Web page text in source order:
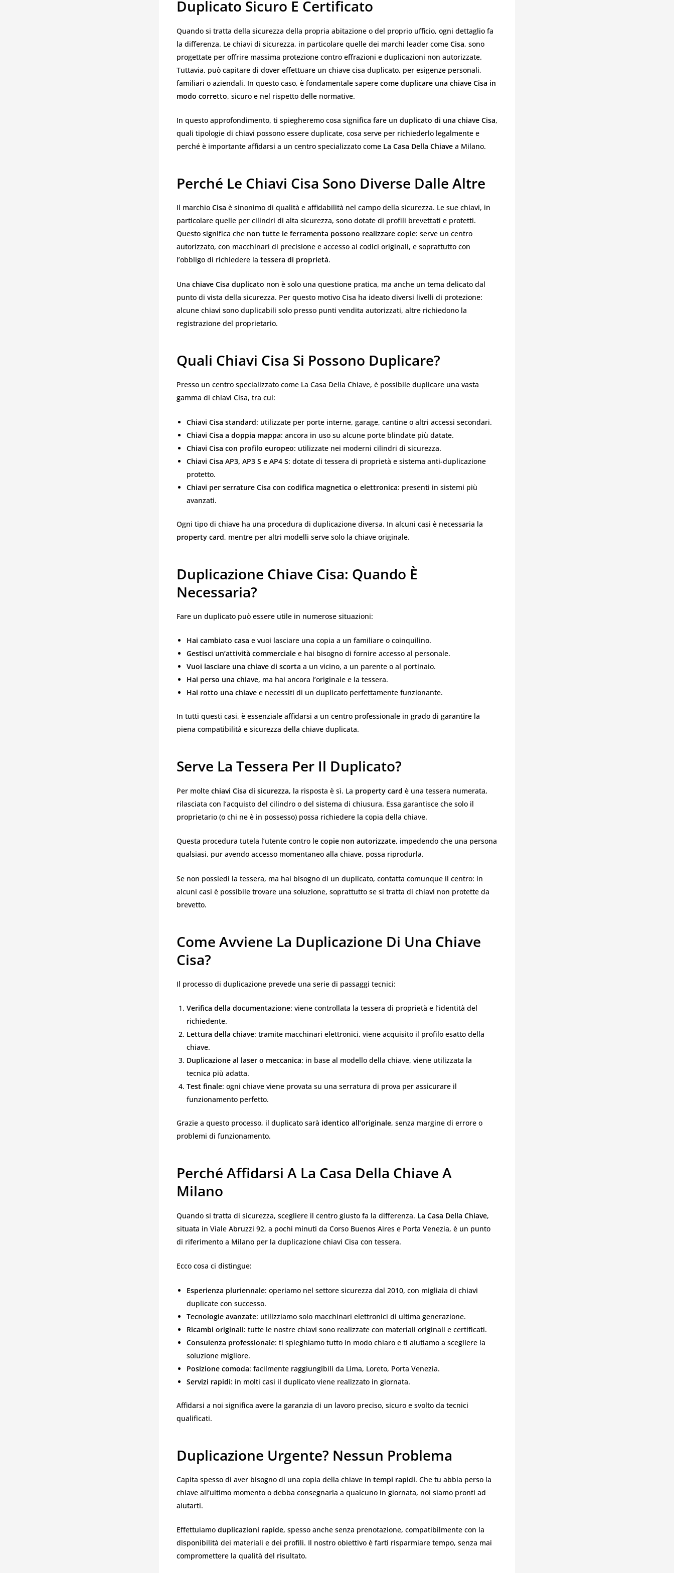
Duplicato Sicuro E Certificato
Quando si tratta della sicurezza della propria abitazione o del proprio ufficio, ogni dettaglio fa
la differenza. Le chiavi di sicurezza, in particolare quelle dei marchi leader come Cisa, sono
progettate per offrire massima protezione contro effrazioni e duplicazioni non autorizzate.
Tuttavia, può capitare di dover effettuare un chiave cisa duplicato, per esigenze personali,
familiari o aziendali. In questo caso, è fondamentale sapere come duplicare una chiave Cisa in
modo corretto, sicuro e nel rispetto delle normative.
In questo approfondimento, ti spiegheremo cosa significa fare un duplicato di una chiave Cisa,
quali tipologie di chiavi possono essere duplicate, cosa serve per richiederlo legalmente e
perché è importante affidarsi a un centro specializzato come La Casa Della Chiave a Milano.
Perché Le Chiavi Cisa Sono Diverse Dalle Altre
Il marchio Cisa è sinonimo di qualità e affidabilità nel campo della sicurezza. Le sue chiavi, in
particolare quelle per cilindri di alta sicurezza, sono dotate di profili brevettati e protetti.
Questo significa che non tutte le ferramenta possono realizzare copie: serve un centro
autorizzato, con macchinari di precisione e accesso ai codici originali, e soprattutto con
l’obbligo di richiedere la tessera di proprietà.
Una chiave Cisa duplicato non è solo una questione pratica, ma anche un tema delicato dal
punto di vista della sicurezza. Per questo motivo Cisa ha ideato diversi livelli di protezione:
alcune chiavi sono duplicabili solo presso punti vendita autorizzati, altre richiedono la
registrazione del proprietario.
Quali Chiavi Cisa Si Possono Duplicare?
Presso un centro specializzato come La Casa Della Chiave, è possibile duplicare una vasta
gamma di chiavi Cisa, tra cui:
Chiavi Cisa standard: utilizzate per porte interne, garage, cantine o altri accessi secondari.
Chiavi Cisa a doppia mappa: ancora in uso su alcune porte blindate più datate.
Chiavi Cisa con profilo europeo: utilizzate nei moderni cilindri di sicurezza.
Chiavi Cisa AP3, AP3 S e AP4 S: dotate di tessera di proprietà e sistema anti-duplicazione
protetto.
Chiavi per serrature Cisa con codifica magnetica o elettronica: presenti in sistemi più
avanzati.
Ogni tipo di chiave ha una procedura di duplicazione diversa. In alcuni casi è necessaria la
property card, mentre per altri modelli serve solo la chiave originale.
Duplicazione Chiave Cisa: Quando È
Necessaria?
Fare un duplicato può essere utile in numerose situazioni:
Hai cambiato casa e vuoi lasciare una copia a un familiare o coinquilino.
Gestisci un’attività commerciale e hai bisogno di fornire accesso al personale.
Vuoi lasciare una chiave di scorta a un vicino, a un parente o al portinaio.
Hai perso una chiave, ma hai ancora l’originale e la tessera.
Hai rotto una chiave e necessiti di un duplicato perfettamente funzionante.
In tutti questi casi, è essenziale affidarsi a un centro professionale in grado di garantire la
piena compatibilità e sicurezza della chiave duplicata.
Serve La Tessera Per Il Duplicato?
Per molte chiavi Cisa di sicurezza, la risposta è sì. La property card è una tessera numerata,
rilasciata con l’acquisto del cilindro o del sistema di chiusura. Essa garantisce che solo il
proprietario (o chi ne è in possesso) possa richiedere la copia della chiave.
Questa procedura tutela l’utente contro le copie non autorizzate, impedendo che una persona
qualsiasi, pur avendo accesso momentaneo alla chiave, possa riprodurla.
Se non possiedi la tessera, ma hai bisogno di un duplicato, contatta comunque il centro: in
alcuni casi è possibile trovare una soluzione, soprattutto se si tratta di chiavi non protette da
brevetto.
Come Avviene La Duplicazione Di Una Chiave
Cisa?
Il processo di duplicazione prevede una serie di passaggi tecnici:
Verifica della documentazione: viene controllata la tessera di proprietà e l’identità del
richiedente.
Lettura della chiave: tramite macchinari elettronici, viene acquisito il profilo esatto della
chiave.
Duplicazione al laser o meccanica: in base al modello della chiave, viene utilizzata la
tecnica più adatta.
Test finale: ogni chiave viene provata su una serratura di prova per assicurare il
funzionamento perfetto.
Grazie a questo processo, il duplicato sarà identico all’originale, senza margine di errore o
problemi di funzionamento.
Perché Affidarsi A La Casa Della Chiave A
Milano
Quando si tratta di sicurezza, scegliere il centro giusto fa la differenza. La Casa Della Chiave,
situata in Viale Abruzzi 92, a pochi minuti da Corso Buenos Aires e Porta Venezia, è un punto
di riferimento a Milano per la duplicazione chiavi Cisa con tessera.
Ecco cosa ci distingue:
Esperienza pluriennale: operiamo nel settore sicurezza dal 2010, con migliaia di chiavi
duplicate con successo.
Tecnologie avanzate: utilizziamo solo macchinari elettronici di ultima generazione.
Ricambi originali: tutte le nostre chiavi sono realizzate con materiali originali e certificati.
Consulenza professionale: ti spieghiamo tutto in modo chiaro e ti aiutiamo a scegliere la
soluzione migliore.
Posizione comoda: facilmente raggiungibili da Lima, Loreto, Porta Venezia.
Servizi rapidi: in molti casi il duplicato viene realizzato in giornata.
Affidarsi a noi significa avere la garanzia di un lavoro preciso, sicuro e svolto da tecnici
qualificati.
Duplicazione Urgente? Nessun Problema
Capita spesso di aver bisogno di una copia della chiave in tempi rapidi. Che tu abbia perso la
chiave all’ultimo momento o debba consegnarla a qualcuno in giornata, noi siamo pronti ad
aiutarti.
Effettuiamo duplicazioni rapide, spesso anche senza prenotazione, compatibilmente con la
disponibilità dei materiali e dei profili. Il nostro obiettivo è farti risparmiare tempo, senza mai
compromettere la qualità del risultato.